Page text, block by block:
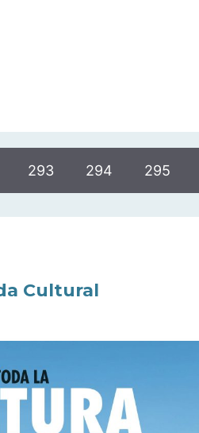
293 294 295
Cultural